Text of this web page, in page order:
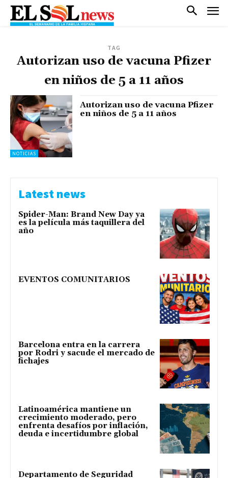
TAG
Autorizan uso de vacuna Pfizer
en niños de 5 a 11 años
NOTICIAS
Autorizan uso de vacuna Pfizer
en niños de 5 a 11 años
Latest news
Spider-Man: Brand New Day ya
es la película más taquillera del
año
EVENTOS COMUNITARIOS
Barcelona entra en la carrera
por Rodri y sacude el mercado de
fichajes
Latinoamérica mantiene un
crecimiento moderado, pero
enfrenta desafíos por inflación,
deuda e incertidumbre global
Departamento de Seguridad